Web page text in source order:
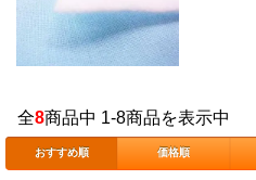
全8商品中 1-8商品を表示中
おすすめ順 価格順